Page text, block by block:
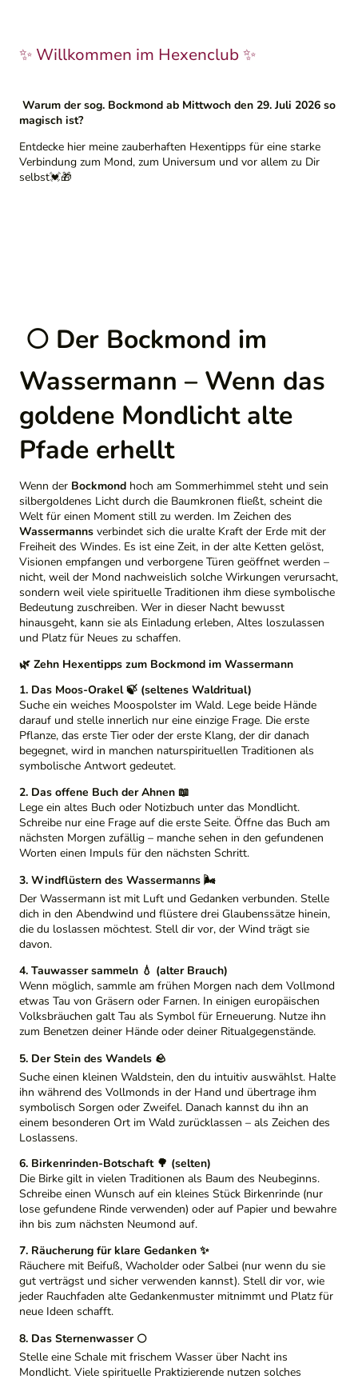
✨ Willkommen im Hexenclub ✨
Warum der sog. Bockmond ab Mittwoch den 29. Juli 2026 so
magisch ist?
Entdecke hier meine zauberhaften Hexentipps für eine starke
Verbindung zum Mond, zum Universum und vor allem zu Dir
selbst💓🎁
🌕 Der Bockmond im
Wassermann – Wenn das
goldene Mondlicht alte
Pfade erhellt
Wenn der Bockmond hoch am Sommerhimmel steht und sein
silbergoldenes Licht durch die Baumkronen fließt, scheint die
Welt für einen Moment still zu werden. Im Zeichen des
Wassermanns verbindet sich die uralte Kraft der Erde mit der
Freiheit des Windes. Es ist eine Zeit, in der alte Ketten gelöst,
Visionen empfangen und verborgene Türen geöffnet werden –
nicht, weil der Mond nachweislich solche Wirkungen verursacht,
sondern weil viele spirituelle Traditionen ihm diese symbolische
Bedeutung zuschreiben. Wer in dieser Nacht bewusst
hinausgeht, kann sie als Einladung erleben, Altes loszulassen
und Platz für Neues zu schaffen.
🌿 Zehn Hexentipps zum Bockmond im Wassermann
1. Das Moos-Orakel 🍃 (seltenes Waldritual)
Suche ein weiches Moospolster im Wald. Lege beide Hände
darauf und stelle innerlich nur eine einzige Frage. Die erste
Pflanze, das erste Tier oder der erste Klang, der dir danach
begegnet, wird in manchen naturspirituellen Traditionen als
symbolische Antwort gedeutet.
2. Das offene Buch der Ahnen 📖
Lege ein altes Buch oder Notizbuch unter das Mondlicht.
Schreibe nur eine Frage auf die erste Seite. Öffne das Buch am
nächsten Morgen zufällig – manche sehen in den gefundenen
Worten einen Impuls für den nächsten Schritt.
3. Windflüstern des Wassermanns 🌬️
Der Wassermann ist mit Luft und Gedanken verbunden. Stelle
dich in den Abendwind und flüstere drei Glaubenssätze hinein,
die du loslassen möchtest. Stell dir vor, der Wind trägt sie
davon.
4. Tauwasser sammeln 💧 (alter Brauch)
Wenn möglich, sammle am frühen Morgen nach dem Vollmond
etwas Tau von Gräsern oder Farnen. In einigen europäischen
Volksbräuchen galt Tau als Symbol für Erneuerung. Nutze ihn
zum Benetzen deiner Hände oder deiner Ritualgegenstände.
5. Der Stein des Wandels 🪨
Suche einen kleinen Waldstein, den du intuitiv auswählst. Halte
ihn während des Vollmonds in der Hand und übertrage ihm
symbolisch Sorgen oder Zweifel. Danach kannst du ihn an
einem besonderen Ort im Wald zurücklassen – als Zeichen des
Loslassens.
6. Birkenrinden-Botschaft 🌳 (selten)
Die Birke gilt in vielen Traditionen als Baum des Neubeginns.
Schreibe einen Wunsch auf ein kleines Stück Birkenrinde (nur
lose gefundene Rinde verwenden) oder auf Papier und bewahre
ihn bis zum nächsten Neumond auf.
7. Räucherung für klare Gedanken ✨
Räuchere mit Beifuß, Wacholder oder Salbei (nur wenn du sie
gut verträgst und sicher verwenden kannst). Stell dir vor, wie
jeder Rauchfaden alte Gedankenmuster mitnimmt und Platz für
neue Ideen schafft.
8. Das Sternenwasser 🌕
Stelle eine Schale mit frischem Wasser über Nacht ins
Mondlicht. Viele spirituelle Praktizierende nutzen solches